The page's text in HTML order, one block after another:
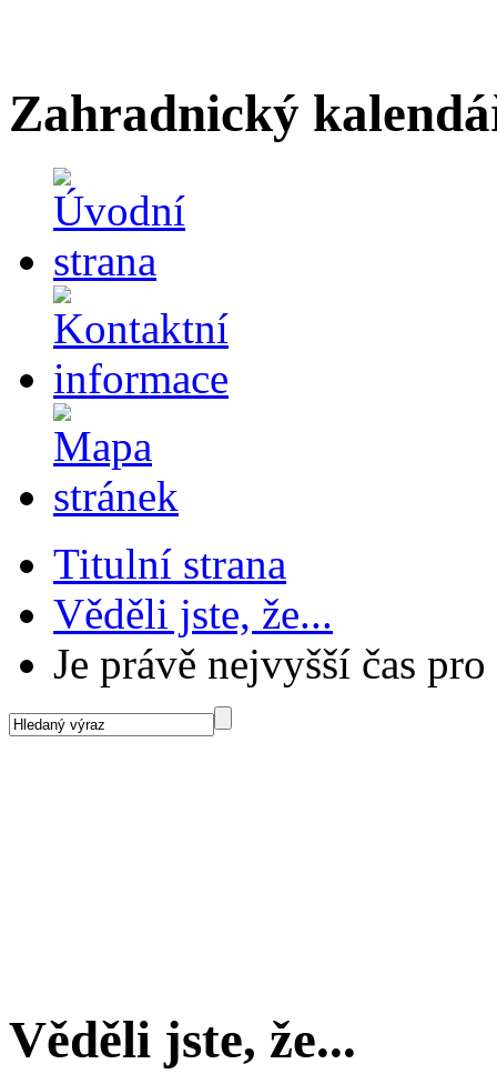
Zahradnický
Titulní strana
Věděli jste, že...
Je právě nejvyšší čas
Věděli jste, že...